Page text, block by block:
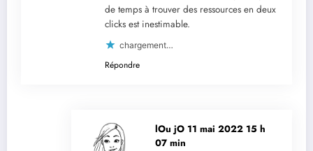
de temps à trouver des ressources en deux
clicks est inestimable.
chargement…
Répondre
lOu jO 11 mai 2022 15 h
07 min